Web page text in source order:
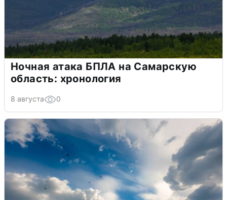
Ночная атака БПЛА на Самарскую
область: хронология
8 августа 0